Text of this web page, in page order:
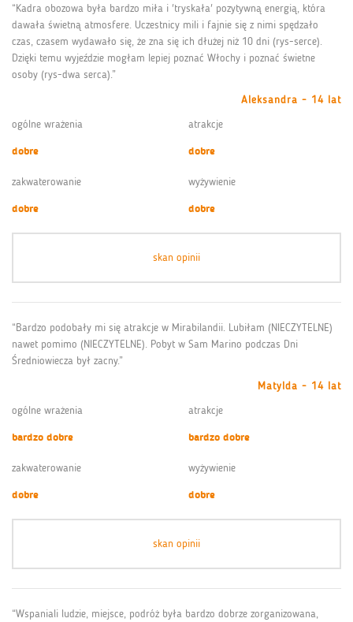
“Kadra obozowa była bardzo miła i 'tryskała' pozytywną energią, która
dawała świetną atmosfere. Uczestnicy mili i fajnie się z nimi spędzało
czas, czasem wydawało się, że zna się ich dłużej niż 10 dni (rys-serce).
Dzięki temu wyjeździe mogłam lepiej poznać Włochy i poznać świetne
osoby (rys-dwa serca).”
Aleksandra - 14 lat
ogólne wrażenia
dobre
atrakcje
dobre
zakwaterowanie
dobre
wyżywienie
dobre
skan opinii
“Bardzo podobały mi się atrakcje w Mirabilandii. Lubiłam (NIECZYTELNE)
nawet pomimo (NIECZYTELNE). Pobyt w Sam Marino podczas Dni
Średniowiecza był zacny.”
Matylda - 14 lat
ogólne wrażenia
bardzo dobre
atrakcje
bardzo dobre
zakwaterowanie
dobre
wyżywienie
dobre
skan opinii
“Wspaniali ludzie, miejsce, podróż była bardzo dobrze zorganizowana,